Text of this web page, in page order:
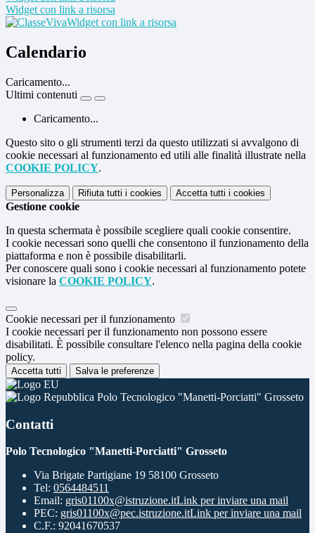
Widget con link a risorsa
Widget con link a risorsa
Calendario
Caricamento...
Ultimi contenuti
Caricamento...
Questo sito o gli strumenti terzi da questo utilizzati si avvalgono di
cookie necessari al funzionamento ed utili alle finalità illustrate nella
COOKIE POLICY.
Personalizza Rifiuta tutti i cookies Accetta tutti i cookies
Gestione cookie
In questa schermata è possibile scegliere quali cookie consentire.
I cookie necessari sono quelli che consentono il funzionamento della
piattaforma e non è possibile disabilitarli.
Per conoscere quali sono i cookie necessari al funzionamento potete
visionare la COOKIE POLICY.
Cookie necessari per il funzionamento
I cookie necessari per il funzionamento non possono essere
disabilitati. È possibile consultare l'elenco nella pagina della cookie
policy.
Accetta tutti Salva le preferenze
Polo Tecnologico "Manetti-Porciatti" Grosseto
Contatti
Polo Tecnologico "Manetti-Porciatti" Grosseto
Via Brigate Partigiane 19 58100 Grosseto
Tel: 0564484511
Email: gris01100x@istruzione.itLink per inviare una mail
PEC: gris01100x@pec.istruzione.itLink per inviare una mail
C.F.: 92041670537